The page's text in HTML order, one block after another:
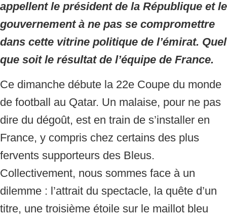
appellent le président de la République et le
gouvernement à ne pas se compromettre
dans cette vitrine politique de l’émirat. Quel
que soit le résultat de l’équipe de France.
Ce dimanche débute la 22e Coupe du monde
de football au Qatar. Un malaise, pour ne pas
dire du dégoût, est en train de s’installer en
France, y compris chez certains des plus
fervents supporteurs des Bleus.
Collectivement, nous sommes face à un
dilemme : l’attrait du spectacle, la quête d’un
titre, une troisième étoile sur le maillot bleu